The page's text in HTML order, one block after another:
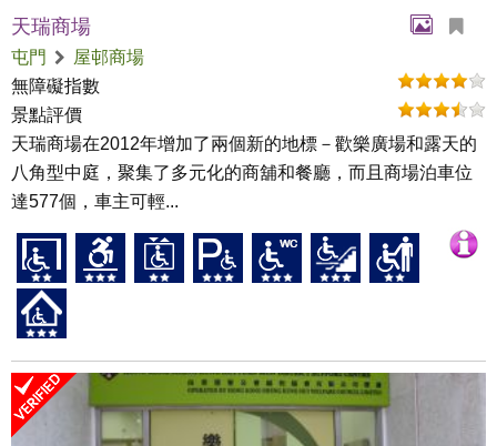
天瑞商場
屯門
屋邨商場
無障礙指數
景點評價
天瑞商場在2012年增加了兩個新的地標－歡樂廣場和露天的
八角型中庭，聚集了多元化的商舖和餐廳，而且商場泊車位
達577個，車主可輕...